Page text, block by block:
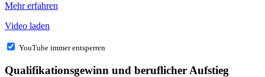
Mehr erfahren
Video laden
YouTube immer entsperren
Qualifikationsgewinn und beruflicher Aufstieg